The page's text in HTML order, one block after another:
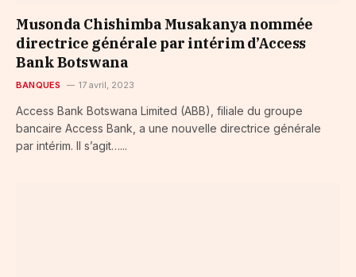
Musonda Chishimba Musakanya nommée
directrice générale par intérim d’Access
Bank Botswana
BANQUES 17 avril, 2023
Access Bank Botswana Limited (ABB), filiale du groupe
bancaire Access Bank, a une nouvelle directrice générale
par intérim. Il s’agit…...